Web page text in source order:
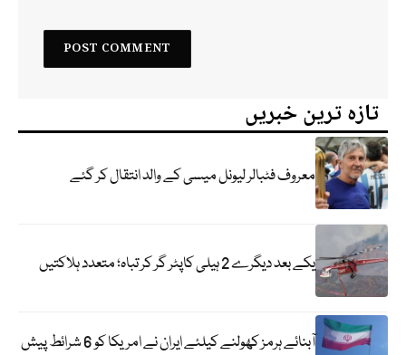
تازہ ترین خبریں
معروف فٹبالر لیونل میسی کے والد انتقال کر گئے
یکے بعد دیگرے 2 ہیلی کاپٹر گر کر تباہ؛ متعدد ہلاکتیں
آبنائے ہرمز کھولنے کیلئے ایران نے امریکا کو 6 شرائط پیش